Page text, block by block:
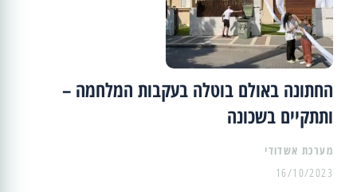
החתונה באולם בוטלה בעקבות המלחמה –
ותתקיים בשכונה
מערכת אשדודי
16/10/2023